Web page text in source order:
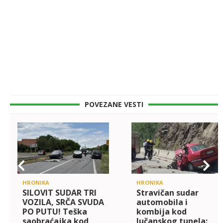
POVEZANE VESTI
HRONIKA
SILOVIT SUDAR TRI
VOZILA, SRČA SVUDA
PO PUTU! Teška
HRONIKA
Stravičan sudar
automobila i
kombija kod